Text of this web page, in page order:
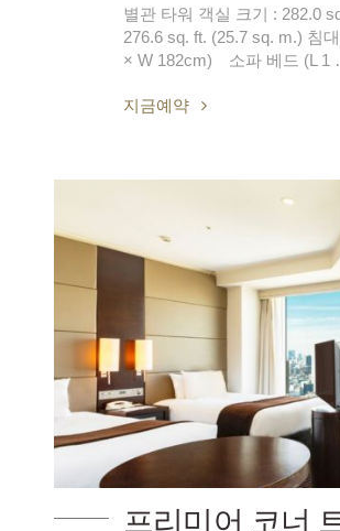
별관 타워 객실 크기 : 282.0
276.6 sq. ft. (25.7 sq. m.) 침
× W 182cm) 소파 베드 (L 1
지금예약
프리미어 코너